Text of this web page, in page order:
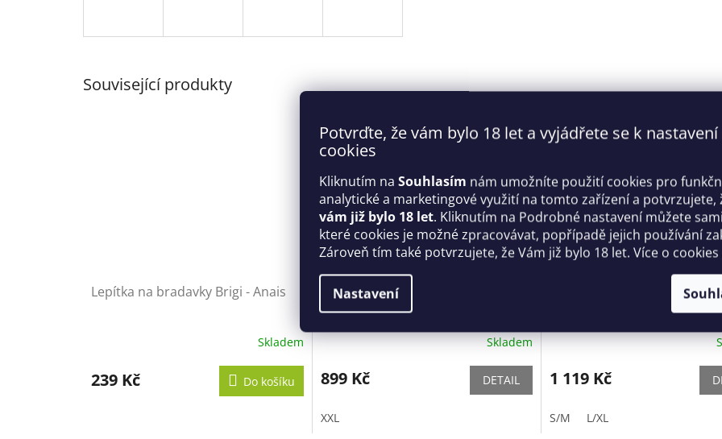
Potvrďte, že vám bylo 18 let a vyjádřete se k nastavení
cookies
Kliknutím na Souhlasím nám umožníte použití cookies pro
analytické a marketingové využití na tomto zařízení a potvrzujete,
vám již bylo 18 let. Kliknutím na Podrobné nastavení můžete
které cookies je možné zpracovávat, popřípadě jejich používání
Zároveň tím také potvrzujete, že Vám již bylo 18 let. Více o cookies
Nastavení
Související produkty
Lepítka na bradavky Brigi - Anais
Skladem
239 Kč Do košíku
Košilka Brilliant Jennifer XXL -
Obsessive
Skladem
899 Kč DETAIL
XXL
Kouzelné body Mystique -
1 119 Kč
S/M L/XL